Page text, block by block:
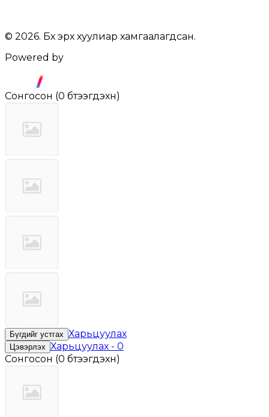
© 2026. Бүх эрх хуулиар хамгаалагдсан.
Powered by
Сонгосон (0 бүтээгдэхүүн)
Бүгдийг устгах Харьцуулах
Цэвэрлэх Харьцуулах - 0
Сонгосон (0 бүтээгдэхүүн)